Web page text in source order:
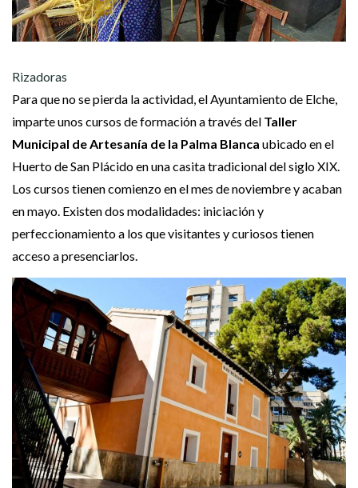
Rizadoras
Para que no se pierda la actividad, el Ayuntamiento de Elche,
imparte unos cursos de formación a través del Taller
Municipal de Artesanía de la Palma Blanca ubicado en el
Huerto de San Plácido en una casita tradicional del siglo XIX.
Los cursos tienen comienzo en el mes de noviembre y acaban
en mayo. Existen dos modalidades: iniciación y
perfeccionamiento a los que visitantes y curiosos tienen
acceso a presenciarlos.